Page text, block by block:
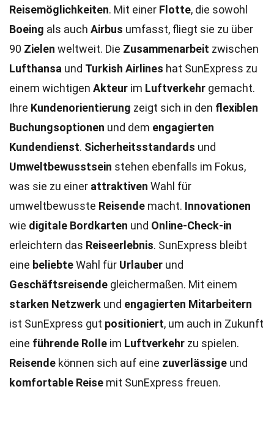
Reisemöglichkeiten. Mit einer Flotte, die sowohl
Boeing als auch Airbus umfasst, fliegt sie zu über
90 Zielen weltweit. Die Zusammenarbeit zwischen
Lufthansa und Turkish Airlines hat SunExpress zu
einem wichtigen Akteur im Luftverkehr gemacht.
Ihre Kundenorientierung zeigt sich in den flexiblen
Buchungsoptionen und dem engagierten
Kundendienst. Sicherheitsstandards und
Umweltbewusstsein stehen ebenfalls im Fokus,
was sie zu einer attraktiven Wahl für
umweltbewusste Reisende macht. Innovationen
wie digitale Bordkarten und Online-Check-in
erleichtern das Reiseerlebnis. SunExpress bleibt
eine beliebteWahl für Urlauber und
Geschäftsreisende gleichermaßen. Mit einem
starken Netzwerk und engagierten Mitarbeitern
ist SunExpress gut positioniert, um auch in Zukunft
eine führende Rolle im Luftverkehr zu spielen.
Reisende können sich auf eine zuverlässige und
komfortable Reise mit SunExpress freuen.